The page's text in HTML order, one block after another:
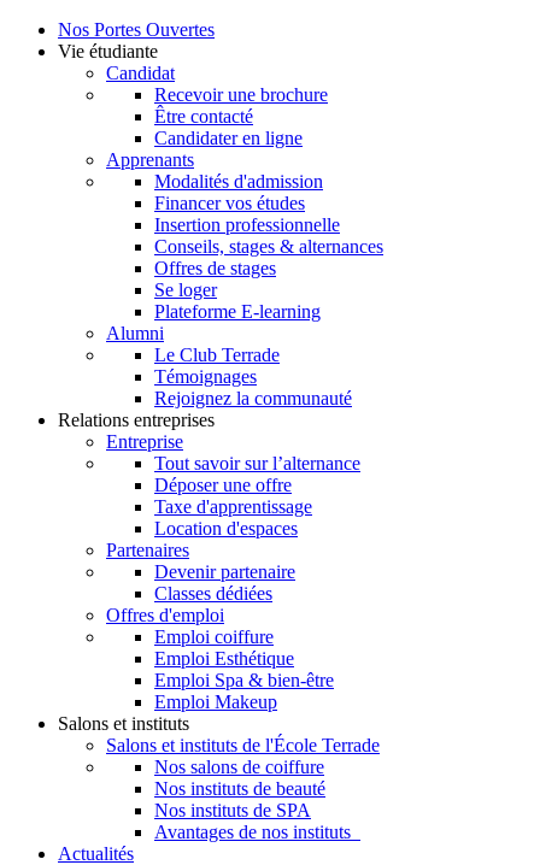
Nos Portes Ouvertes
Vie étudiante
Candidat
Recevoir une brochure
Être contacté
Candidater en ligne
Apprenants
Modalités d'admission
Financer vos études
Insertion professionnelle
Conseils, stages & alternances
Offres de stages
Se loger
Plateforme E-learning
Alumni
Le Club Terrade
Témoignages
Rejoignez la communauté
Relations entreprises
Entreprise
Tout savoir sur l’alternance
Déposer une offre
Taxe d'apprentissage
Location d'espaces
Partenaires
Devenir partenaire
Classes dédiées
Offres d'emploi
Emploi coiffure
Emploi Esthétique
Emploi Spa & bien-être
Emploi Makeup
Salons et instituts
Salons et instituts de l'École Terrade
Nos salons de coiffure
Nos instituts de beauté
Nos instituts de SPA
Avantages de nos instituts
Actualités